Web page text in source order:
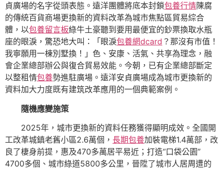
貞廣場的名字從頭表態。遠洋團體將底本封鎖包養行情陳腐
的傳統百貨商場更換新的資料改革為城市焦點區貿易綜合
體，以包養留言板綠牛土豪聽到要用最便宜的鈔票換取水瓶
座的眼淚，驚恐地大叫：「眼淚包養網dcard ？那沒有市值！
我寧願用一棟別墅換！」色、安康、活氣、共享為理念，融
會企業總部辦公與復合貿易效能。今朝，已有企業總部斷定
以整租情包養勢進駐廣場。遠洋安貞廣場成為城市更換新的
資料加大力度既有建筑改革應用的一個典範案例。
隨機應變施策
2025年，城市更換新的資料任務獲得顯明成效。全國開
工改革城鎮老舊小區2.6萬個， 長期包養加裝電梯1.4萬部，改
良了棲身前提，惠及470多萬居平易近；打造“口袋公園”
4700多個、城市綠道5800多公里，晉陞了城市人居周遭的